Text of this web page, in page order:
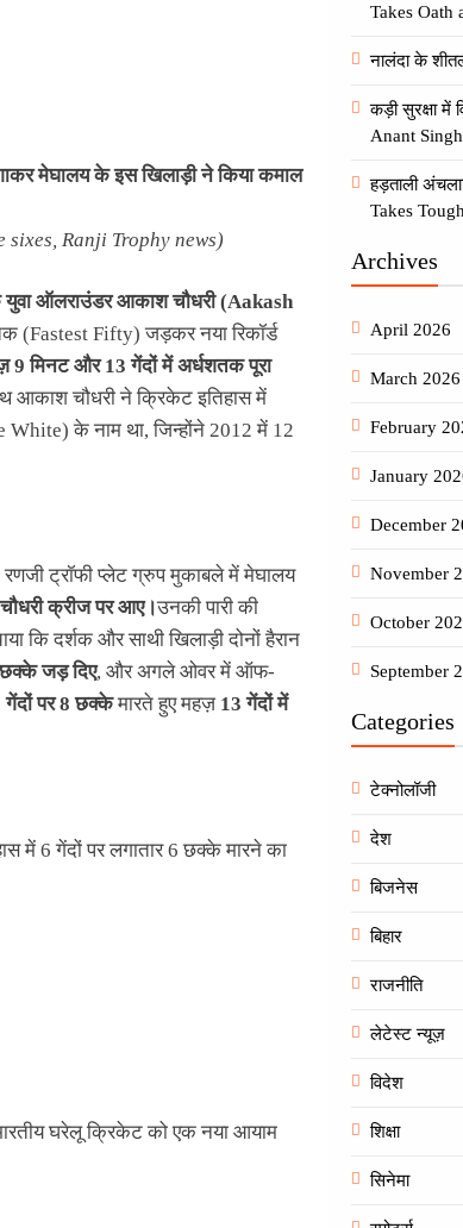
मेघालय के इस खिलाड़ी ने किया कमाल
Ranji Trophy news)
ऑलराउंडर आकाश चौधरी (Aakash
(Fastest Fifty) जड़कर नया रिकॉर्ड
9 मिनट और 13 गेंदों में अर्धशतक पूरा
आकाश चौधरी ने क्रिकेट इतिहास में
White) के नाम था, जिन्होंने 2012 में 12
रणजी ट्रॉफी प्लेट ग्रुप मुकाबले में मेघालय
क्रीज पर आए।उनकी पारी की
कि दर्शक और साथी खिलाड़ी दोनों हैरान
छक्के जड़ दिए, और अगले ओवर में ऑफ-
गेंदों पर 8 छक्केमारते हुए महज़ 13 गेंदों में
में 6 गेंदों पर लगातार 6 छक्के मारने का
घरेलू क्रिकेट को एक नया आयाम
Takes Oath
नालंदा के
कड़ी सुरक्षा
Anant
हड़ताली
Takes
Archives
April 2026
March 2026
February
January
December
November
October
September
Categories
टेक्नोलॉजी
देश
बिजनेस
बिहार
राजनीति
लेटेस्ट न्यूज़
विदेश
शिक्षा
सिनेमा